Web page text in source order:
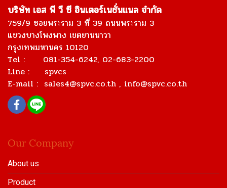
บริษัท เอส พี วี ซี อินเตอร์เนชั่นแนล จำกัด
759/9 ซอยพระราม 3 ที่ 39 ถนนพระราม 3
แขวงบางโพงพาง เขตยานนาวา
กรุงเทพมหานคร 10120
Tel : 081-354-6242, 02-683-2200
Line : spvcs
E-mail : sales4@spvc.co.th , info@spvc.co.th
Our Company
About us
Product